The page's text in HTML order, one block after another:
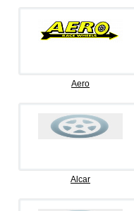
Aero
Alcar